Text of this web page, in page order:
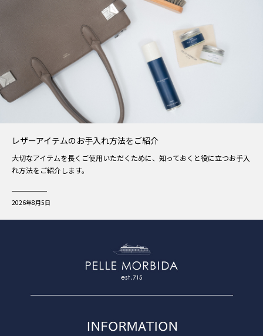
レザーアイテムのお手入れ方法をご紹介
大切なアイテムを長くご使用いただくために、知っておくと役に立つお手入
れ方法をご紹介します。
2026年8月5日